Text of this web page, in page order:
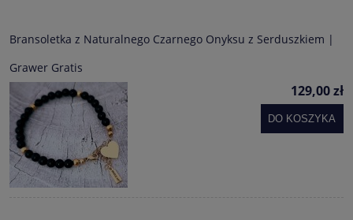
Bransoletka z Naturalnego Czarnego Onyksu z Serduszkiem |
Grawer Gratis
129,00 zł
DO KOSZYKA